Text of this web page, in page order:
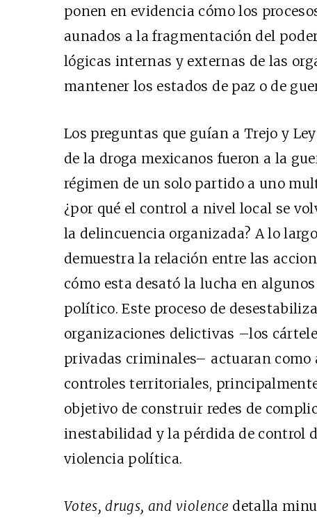
ponen en evidencia cómo los
aunados a la fragmentación del
lógicas internas y externas de las
mantener los estados de paz o de
Los preguntas que guían a Trejo y
de la droga mexicanos fueron a la
régimen de un solo partido a uno
¿por qué el control a nivel local se
la delincuencia organizada? A lo
demuestra la relación entre las
cómo esta desató la lucha en
político. Este proceso de
organizaciones delictivas –los
privadas criminales– actuaran
controles territoriales,
objetivo de construir redes de
inestabilidad y la pérdida de control
violencia política.
Votes, drugs, and violence detalla